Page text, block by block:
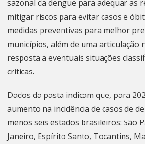
sazonal da dengue para adequar as
mitigar riscos para evitar casos e
medidas preventivas para melhor
municípios, além de uma articulação
resposta a eventuais situações
críticas.
Dados da pasta indicam que, para
aumento na incidência de casos de
menos seis estados brasileiros: São
Janeiro, Espírito Santo, Tocantins,